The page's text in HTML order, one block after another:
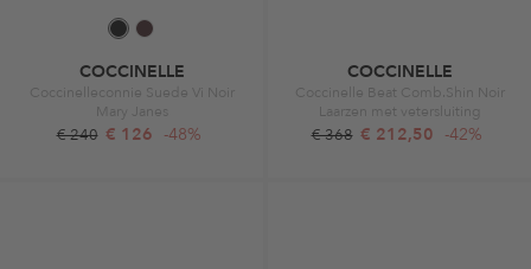
COCCINELLE
Coccinelleconnie Suede Vi Noir
Mary Janes
€ 240 € 126 -48%
COCCINELLE
Coccinelle Beat Comb.Shin Noir
Laarzen met vetersluiting
€ 368 € 212,50 -42%